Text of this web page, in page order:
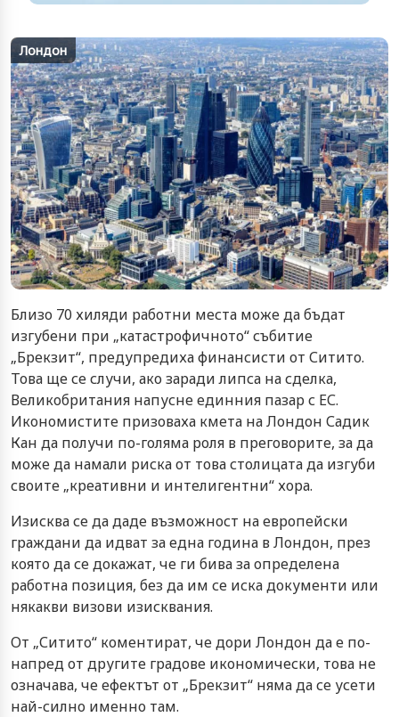
Лондон
Близо 70 хиляди работни места може да бъдат
изгубени при „катастрофичното“ събитие
„Брекзит“, предупредиха финансисти от Ситито.
Това ще се случи, ако заради липса на сделка,
Великобритания напусне единния пазар с ЕС.
Икономистите призоваха кмета на Лондон Садик
Кан да получи по-голяма роля в преговорите, за да
може да намали риска от това столицата да изгуби
своите „креативни и интелигентни“ хора.
Изисква се да даде възможност на европейски
граждани да идват за една година в Лондон, през
която да се докажат, че ги бива за определена
работна позиция, без да им се иска документи или
някакви визови изисквания.
От „Ситито“ коментират, че дори Лондон да е по-
напред от другите градове икономически, това не
означава, че ефектът от „Брекзит“ няма да се усети
най-силно именно там.